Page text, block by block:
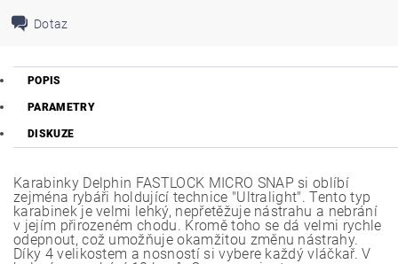
Dotaz
POPIS
PARAMETRY
DISKUZE
Karabinky Delphin FASTLOCK MICRO SNAP si oblíbí
zejména rybáři holdující technice "Ultralight". Tento typ
karabinek je velmi lehký, nepřetěžuje nástrahu a nebrání
v jejím přirozeném chodu. Kromě toho se dá velmi rychle
odepnout, což umožňuje okamžitou změnu nástrahy.
Díky 4 velikostem a nosností si vybere každý vláčkař. V